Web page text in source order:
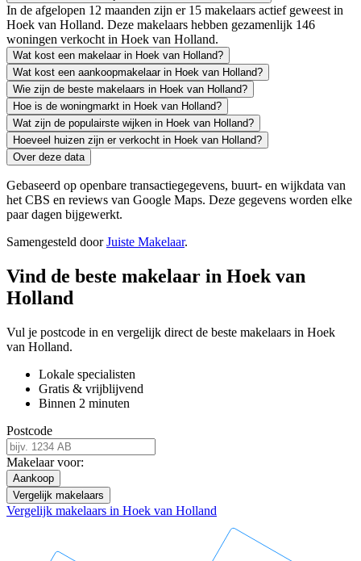
In de afgelopen 12 maanden zijn er 15 makelaars actief geweest in
Hoek van Holland. Deze makelaars hebben gezamenlijk 146
woningen verkocht in Hoek van Holland.
Wat kost een makelaar in Hoek van Holland?
Wat kost een aankoopmakelaar in Hoek van Holland?
Wie zijn de beste makelaars in Hoek van Holland?
Hoe is de woningmarkt in Hoek van Holland?
Wat zijn de populairste wijken in Hoek van Holland?
Hoeveel huizen zijn er verkocht in Hoek van Holland?
Over deze data
Gebaseerd op openbare transactiegegevens, buurt- en wijkdata van
het CBS en reviews van Google Maps. Deze gegevens worden elke
paar dagen bijgewerkt.
Samengesteld doorJuiste Makelaar.
Vind de beste makelaar in Hoek van
Holland
Vul je postcode in en vergelijk direct de beste makelaars in Hoek
van Holland.
Lokale specialisten
Gratis & vrijblijvend
Binnen 2 minuten
Postcode
Makelaar voor:
Aankoop
Vergelijk makelaars
Vergelijk makelaars in Hoek van Holland